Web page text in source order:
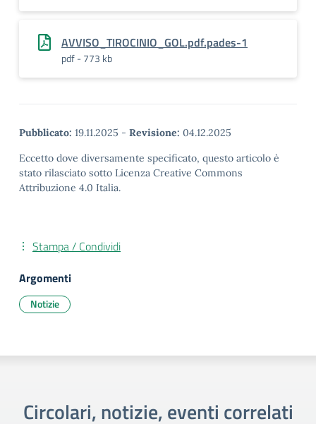
AVVISO_TIROCINIO_GOL.pdf.pades-1
pdf - 773 kb
Pubblicato: 19.11.2025 - Revisione: 04.12.2025
Eccetto dove diversamente specificato, questo articolo è
stato rilasciato sotto Licenza Creative Commons
Attribuzione 4.0 Italia.
Stampa / Condividi
Argomenti
Notizie
Circolari, notizie, eventi correlati